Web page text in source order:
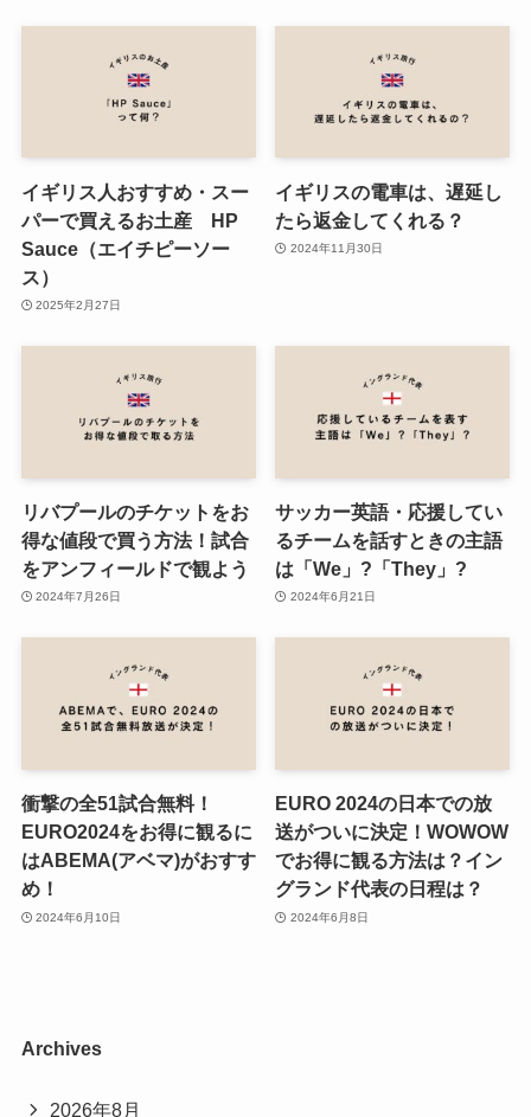
イギリス人おすすめ・スー
パーで買えるお土産 HP
Sauce（エイチピーソー
ス）
2025年2月27日
イギリスの電車は、遅延し
たら返金してくれる？
2024年11月30日
リバプールのチケットをお
得な値段で買う方法！試合
をアンフィールドで観よう
2024年7月26日
サッカー英語・応援してい
るチームを話すときの主語
は「We」?「They」?
2024年6月21日
衝撃の全51試合無料！
EURO2024をお得に観るに
はABEMA(アベマ)がおすす
め！
2024年6月10日
EURO 2024の日本での放
送がついに決定！WOWOW
でお得に観る方法は？イン
グランド代表の日程は？
2024年6月8日
Archives
2026年8月